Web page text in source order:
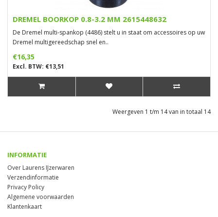
DREMEL BOORKOP 0.8-3.2 MM 2615448632
De Dremel multi-spankop (4486) stelt u in staat om accessoires op uw
Dremel multigereedschap snel en..
€16,35
Excl. BTW: €13,51
Weergeven 1 t/m 14 van in totaal 14
INFORMATIE
Over Laurens IJzerwaren
Verzendinformatie
Privacy Policy
Algemene voorwaarden
Klantenkaart